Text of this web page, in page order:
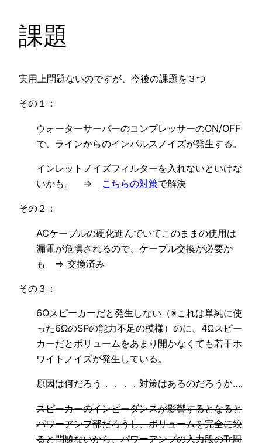
課題
実用上問題ないのですが、今後の課題を３つ
その１：
ウォーターサーバーのコンプレッサーのON/OFF
で、ラインからのインパルスノイズが発生する。
インレットノイズフィルターを入れないといけな
いかも。 ⇒ こちらの対策で解決
その２：
ACケーブルの硬化進んでいてこのままの使用は
漏電が危惧されるので、ケーブル交換が必要か
も ⇒ 交換済み
その３：
6Ωスピーカーだと発生しない（※これは単純に使
った6ΩのSPの能力不足の模様）のに、4Ωスピー
カーだとボリュームをあまり開かなくても若干ホ
ワイトノイズが発生している。
原因は何だろう．．．．対策はあるのだろうか….
スピーカーのインピーダンスが影響するとなると
パワーアンプ部だろうし、ボリュームを完全に絞
ると問題ないから、パワーアンプの入力段のTr周